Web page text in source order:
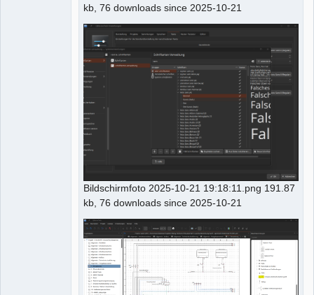
kb, 76 downloads since 2025-10-21
Bildschirmfoto 2025-10-21 19:18:11.png 191.87
kb, 76 downloads since 2025-10-21